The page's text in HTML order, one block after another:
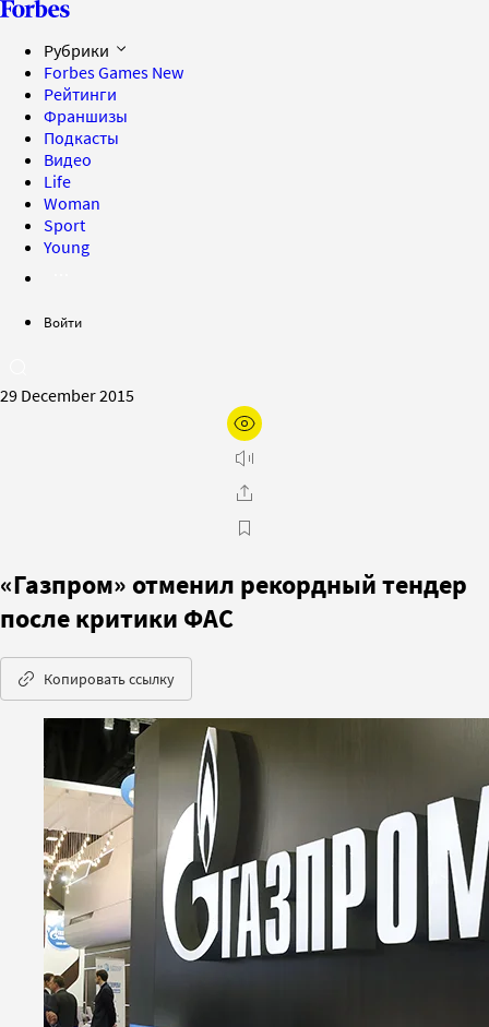
Рубрики
Forbes Games New
Рейтинги
Франшизы
Подкасты
Видео
Life
Woman
Sport
Young
Войти
29 December 2015
«Газпром» отменил рекордный тендер
после критики ФАС
Копировать ссылку